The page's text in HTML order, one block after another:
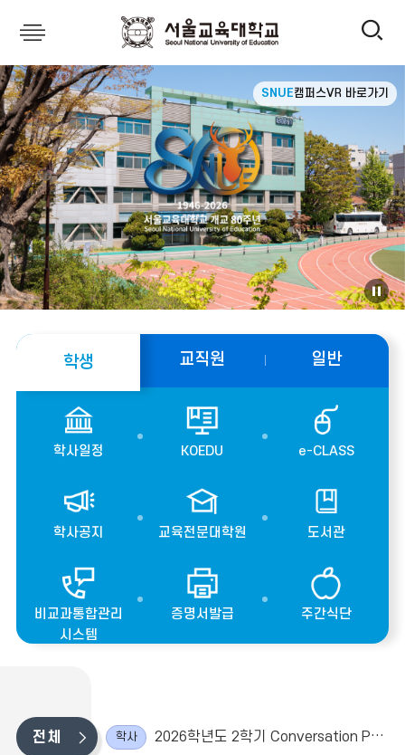
서
울
교
육
대
학
교
전
체
메
뉴
열
비
주
얼
SNUE캠퍼스VR 바로가기
정
지
바
학생
학사일정 KOEDU e-CLASS
학사공지 교육전문대학원 도서관
비교과통합관리
시스템
증명서발급 주간식단
교직원 일반
전체 학사 2026학년도 2학기 Conversation Partner 모집 안내